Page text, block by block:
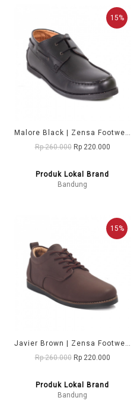
15%
Malore Black | Zensa Footwear Sepatu Formal Pria Pantofel Shoes
Rp 260.000 Rp 220.000
Produk Lokal Brand
Bandung
15%
Javier Brown | Zensa Footwear Sepatu Formal Pria Pantofel Shoes
Rp 260.000 Rp 220.000
Produk Lokal Brand
Bandung